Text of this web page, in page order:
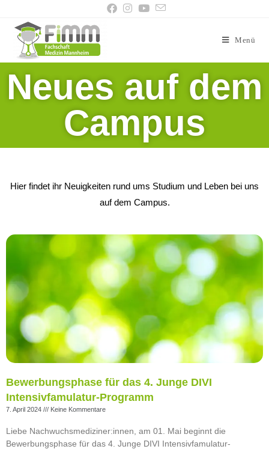
Menü
Neues auf dem
Campus
Hier findet ihr Neuigkeiten rund ums Studium und Leben bei uns
auf dem Campus.
Bewerbungsphase für das 4. Junge DIVI
Intensivfamulatur-Programm
7. April 2024 Keine Kommentare
Liebe Nachwuchsmediziner:innen, am 01. Mai beginnt die
Bewerbungsphase für das 4. Junge DIVI Intensivfamulatur-